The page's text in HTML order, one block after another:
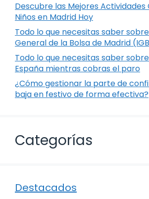
Descubre las Mejores
Niños en Madrid Hoy
Todo lo que necesitas saber
General de la Bolsa de Madrid
Todo lo que necesitas saber
España mientras cobras el paro
¿Cómo gestionar la parte de
baja en festivo de forma efectiva?
Categorías
Destacados